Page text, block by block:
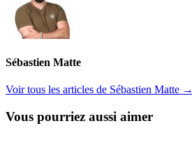
Sébastien Matte
Voir tous les articles de Sébastien Matte →
Vous pourriez aussi aimer